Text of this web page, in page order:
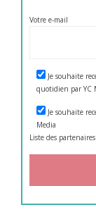
Votre e-mail
Je souhaite
quotidien par YC
Je souhaite
Media
Liste des partenaires